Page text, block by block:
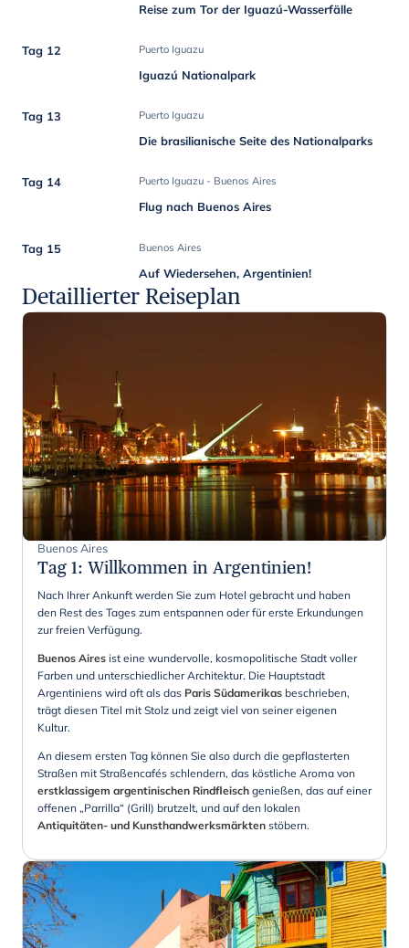
Reise zum Tor der Iguazú-Wasserfälle
Tag 12 Puerto Iguazu
Iguazú Nationalpark
Tag 13 Puerto Iguazu
Die brasilianische Seite des Nationalparks
Tag 14 Puerto Iguazu - Buenos Aires
Flug nach Buenos Aires
Tag 15 Buenos Aires
Auf Wiedersehen, Argentinien!
Detaillierter Reiseplan
Buenos Aires
Tag 1: Willkommen in Argentinien!
Nach Ihrer Ankunft werden Sie zum Hotel gebracht und haben
den Rest des Tages zum entspannen oder für erste Erkundungen
zur freien Verfügung.
Buenos Aires ist eine wundervolle, kosmopolitische Stadt voller
Farben und unterschiedlicher Architektur. Die Hauptstadt
Argentiniens wird oft als das Paris Südamerikas beschrieben,
trägt diesen Titel mit Stolz und zeigt viel von seiner eigenen
Kultur.
An diesem ersten Tag können Sie also durch die gepflasterten
Straßen mit Straßencafés schlendern, das köstliche Aroma von
erstklassigem argentinischen Rindfleisch genießen, das auf einer
offenen „Parrilla“ (Grill) brutzelt, und auf den lokalen
Antiquitäten- und Kunsthandwerksmärkten stöbern.